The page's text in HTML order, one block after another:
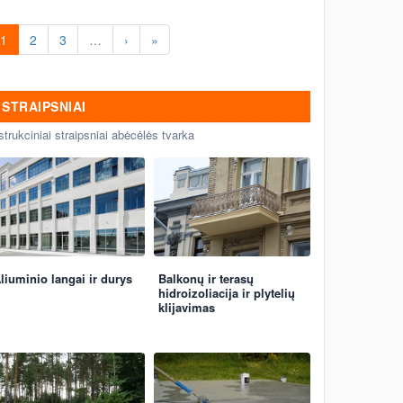
1 2 3 … › »
STRAIPSNIAI
straipsniai abėcėlės tvarka
langai ir durys
Balkonų ir terasų
hidroizoliacija ir plytelių
klijavimas